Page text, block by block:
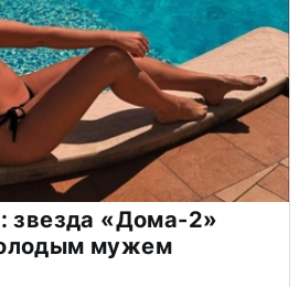
звезда «Дома-2»
мужем